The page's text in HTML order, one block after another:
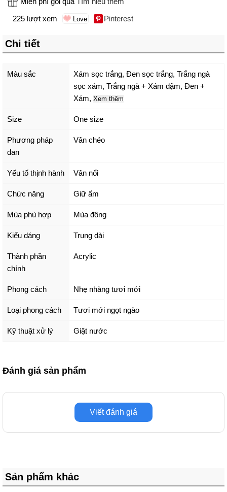
225 lượt xem
Pinterest
Chi tiết
Màu sắc Xám sọc trắng, Đen sọc trắng, Trắng ngà
sọc xám, Trắng ngà + Xám đậm, Đen +
Xám, Xem thêm
Size One size
Phương pháp
đan
Vân chéo
Yếu tố thịnh hành Vân nổi
Chức năng Giữ ấm
Mùa phù hợp Mùa đông
Kiểu dáng Trung dài
Thành phần
chính
Acrylic
Phong cách Nhẹ nhàng tươi mới
Loại phong cách Tươi mới ngọt ngào
Kỹ thuật xử lý Giặt nước
Đánh giá sản phẩm
Viết đánh giá
Sản phẩm khác